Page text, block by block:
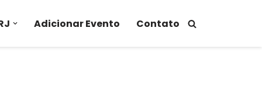
Adicionar Evento Contato